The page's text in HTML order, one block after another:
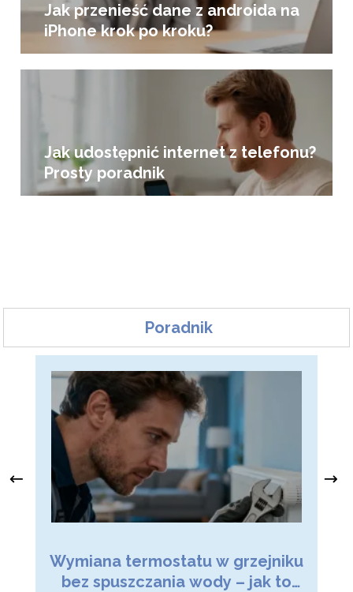
Jak przenieść dane z androida na
iPhone krok po kroku?
Jak udostępnić internet z telefonu?
Prosty poradnik
Poradnik
Wymiana termostatu w grzejniku
bez spuszczania wody – jak to